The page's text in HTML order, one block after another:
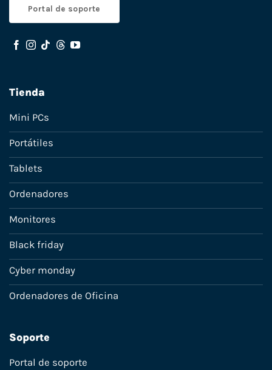
Portal de soporte
Tienda
Mini PCs
Portátiles
Tablets
Ordenadores
Monitores
Black friday
Cyber monday
Ordenadores de Oficina
Soporte
Portal de soporte